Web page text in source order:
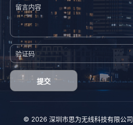
提交
© 2026 深圳市思为无线科技有限公司